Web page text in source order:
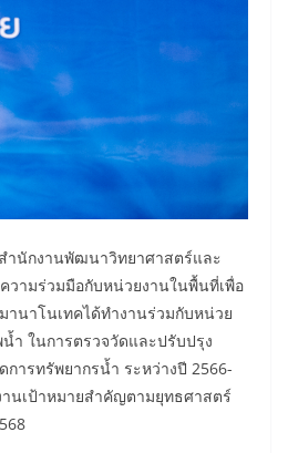
ำนักงานพัฒนาวิทยาศาสตร์และ
วามร่วมมือกับหน่วยงานในพื้นที่เพื่อ
นาโนเทคได้ทำงานร่วมกับหน่วย
ำ ในการตรวจวัดและปรับปรุง
รทรัพยากรน้ำ ระหว่างปี 2566-
นเป้าหมายสำคัญตามยุทธศาสตร์